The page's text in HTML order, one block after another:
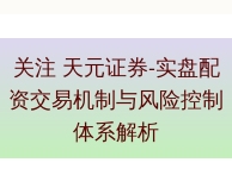
关注 天元证券-实盘配
资交易机制与风险控制
体系解析